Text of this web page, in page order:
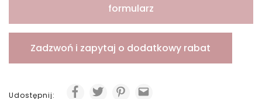
formularz
Zadzwoń i zapytaj o dodatkowy rabat
Udostępnij: